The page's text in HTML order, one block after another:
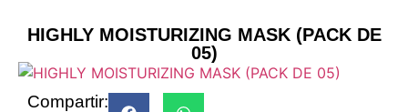
HIGHLY MOISTURIZING MASK (PACK DE
05)
Compartir: